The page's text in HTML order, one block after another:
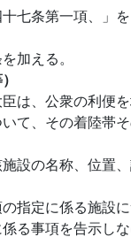
七条第一項、」
加える。
は、公衆の利便
て、その着陸帯
設の名称、位置
指定に係る施設
る事項を告示しな